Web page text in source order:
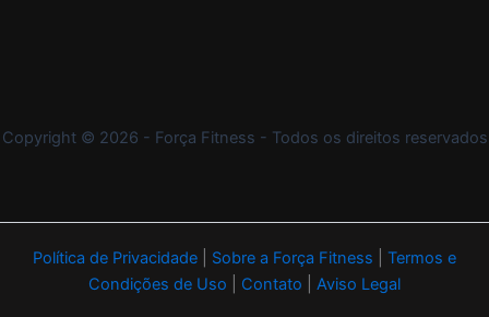
Copyright © 2026 - Força Fitness - Todos os direitos reservados
Política de Privacidade Sobre a Força Fitness
Termos e
Condições de Uso
Contato Aviso Legal